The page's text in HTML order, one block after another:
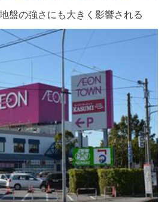
盤の強さにも大きく影響される